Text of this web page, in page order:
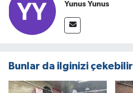
Yunus Yunus
Bunlar da ilginizi çekebilir